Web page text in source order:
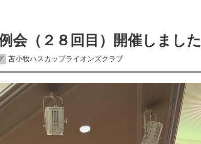
会（２８回目）開催しました
苫小牧ハスカップライオンズクラブ